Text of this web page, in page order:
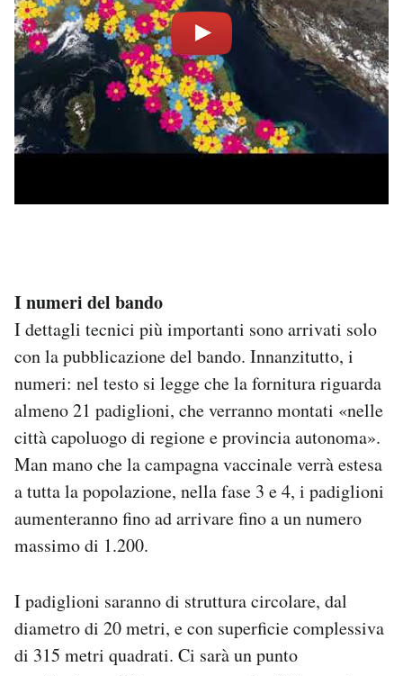
I numeri del bando
I dettagli tecnici più importanti sono arrivati solo
con la pubblicazione del bando. Innanzitutto, i
numeri: nel testo si legge che la fornitura riguarda
almeno 21 padiglioni, che verranno montati «nelle
città capoluogo di regione e provincia autonoma».
Man mano che la campagna vaccinale verrà estesa
a tutta la popolazione, nella fase 3 e 4, i padiglioni
aumenteranno fino ad arrivare fino a un numero
massimo di 1.200.
I padiglioni saranno di struttura circolare, dal
diametro di 20 metri, e con superficie complessiva
di 315 metri quadrati. Ci sarà un punto